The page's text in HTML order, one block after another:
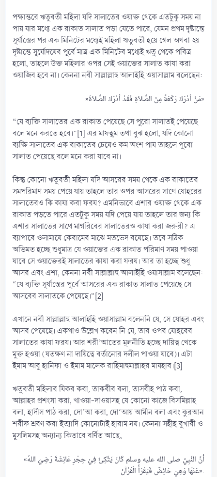
পক্ষান্তরে ঋতুবতী মহিলা যদি সালাতের ওয়াক্ত থেকে এতটুকু সময় না
পায় যার মধ্যে এক রাকাত সালাত পড়া যেতে পারে, যেমন প্রথম দৃষ্টান্তে
সূর্যাস্তের পর এক মিনিটের মধ্যেই মহিলা ঋতুবতী হয়ে গেল অথবা ২য়
দৃষ্টান্তে সূর্যোদয়ের পূর্বে মাত্র এক মিনিটের মধ্যেই ঋতু থেকে পবিত্র
হলো, তাহলে উক্ত মহিলার ওপর সেই ওয়াক্তের সালাত কাযা করা
ওয়াজিব হবে না। কেননা নবী সাল্লাল্লাহু আলাইহি ওয়াসাল্লাম বলেছেন:
»مَنْ أدْرَكَ رَكْعَةً مِنَ الصَّلاَةِ فَقَدْ أدْرَكَ الصَّلاَةَ»​
“যে ব্যক্তি সালাতের এক রাকাত পেয়েছে সে পুরো সালাতই পেয়েছে
বলে মনে করতে হবে।”[1] এর মাফহূম তথা বুঝ হলো, যদি কোনো
ব্যক্তি সালাতের এক রাকাতের চেয়েও কম অংশ পায় তাহলে পুরো
সালাত পেয়েছে বলে মনে করা যাবে না।
কিন্তু কোনো ঋতুবতী মহিলা যদি আসরের সময় থেকে এক রাকাতের
সমপরিমাণ সময় পেয়ে যায় তাহলে তার ওপর আসরের সাথে যোহরের
সালাতেরও কি কাযা করা ফরয? এমনিভাবে এশার ওয়াক্ত থেকে এক
রাকাত পড়তে পারে এতটুকু সময় যদি পেয়ে যায় তাহলে তার জন্য কি
এশার সালাতের সাথে মাগরিবের সালাতেরও কাযা করা জরুরী? এ
ব্যাপারে ওলামায়ে কেরামের মাঝে মতভেদ রয়েছে। তবে সঠিক
অভিমত হচ্ছে শুধুমাত্র যে ওয়াক্তের এক রাকাত পরিমাণ সময় পাওয়া
যাবে সে ওয়াক্তেরই সালাতের কাযা করা ফরয। আর তা হচ্ছে শুধু
আসর এবং এশা, কেননা নবী সাল্লাল্লাহু আলাইহি ওয়াসাল্লাম বলেছেন:
“যে ব্যক্তি সূর্যাস্তের পূর্বে আসরের এক রাকাত সালাত পেয়েছে সে
আসরের সালাতকে পেয়েছে।”[2]
এখানে নবী সাল্লাল্লাহু আলাইহি ওয়াসাল্লাম বলেননি যে, সে যোহর এবং
আসর পেয়েছে। একথাও উল্লেখ করেন নি যে, তার ওপর যোহরের
সালাতের কাযা ফরয। আর শরী‘আতের মূলনীতি হচ্ছে দায়িত্ব থেকে
মুক্ত হওয়া (যতক্ষণ না দায়িত্বে বর্তানোর দলীল পাওয়া যাবে)। এটা
ইমাম আবু হানিফা ও ইমাম মালেক রাহিমাহুমাল্লাহর মাযহাব।[3]
ঋতুবতী মহিলার যিকর করা, তাকবীর বলা, তাসবীহ পাঠ করা,
আল্লাহর প্রশংসা করা, খাওয়া-দাওয়াসহ যে কোনো কাজে বিসমিল্লাহ
বলা, হাদীস পাঠ করা, দো‘আ করা, দো‘আয় আমীন বলা এবং কুরআন
শরীফ শ্রবণ করা ইত্যাদি কোনোটাই হারাম নয়। কেননা সহীহ বুখারী ও
মুসলিমসহ অন্যান্য কিতাবে বর্ণিত আছে,
«أنَّ النَّبِيَّ صلى الله عليه وسلم كَانَ يَتَّكِئُ فِيْ حِجْرِ عَائِشَةَ رَضِيَ اللهُ
عَنْهَا وَهِيَ حَائِضٌ فَيَقْرَأُ الْقُرْآنَ».​